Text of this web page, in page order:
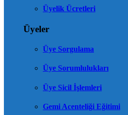
Üyelik Ücretleri
Üyeler
Üye Sorgulama
Üye Sorumlulukları
Üye Sicil İşlemleri
Gemi Acenteliği Eğitimi